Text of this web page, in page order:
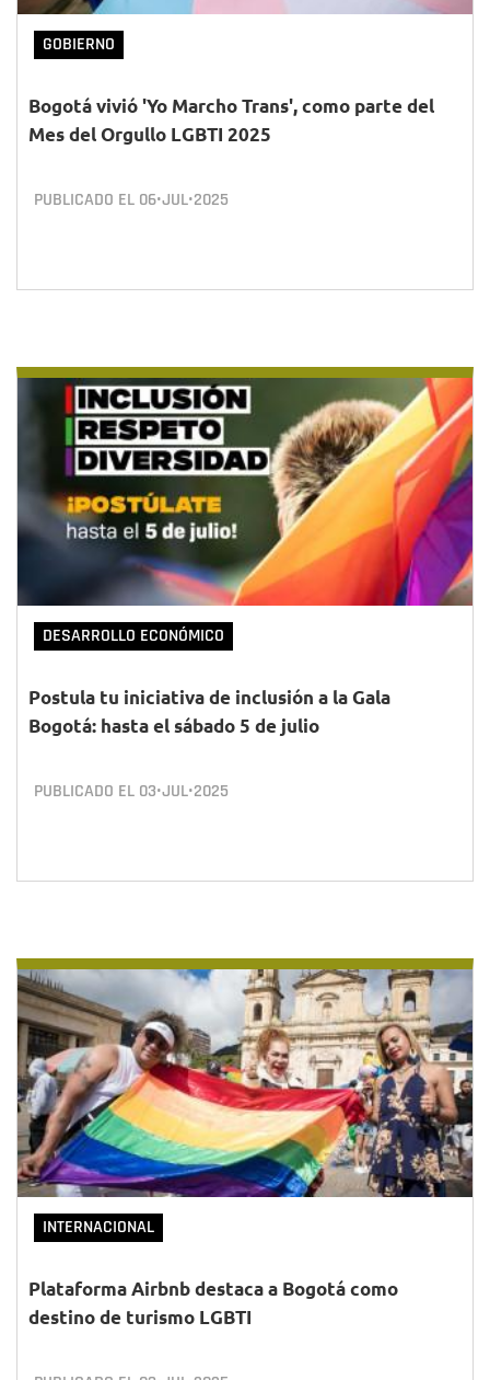
GOBIERNO
Bogotá vivió 'Yo Marcho Trans', como parte del
Mes del Orgullo LGBTI 2025
PUBLICADO EL 06•JUL•2025
DESARROLLO ECONÓMICO
Postula tu iniciativa de inclusión a la Gala
Bogotá: hasta el sábado 5 de julio
PUBLICADO EL 03•JUL•2025
INTERNACIONAL
Plataforma Airbnb destaca a Bogotá como
destino de turismo LGBTI